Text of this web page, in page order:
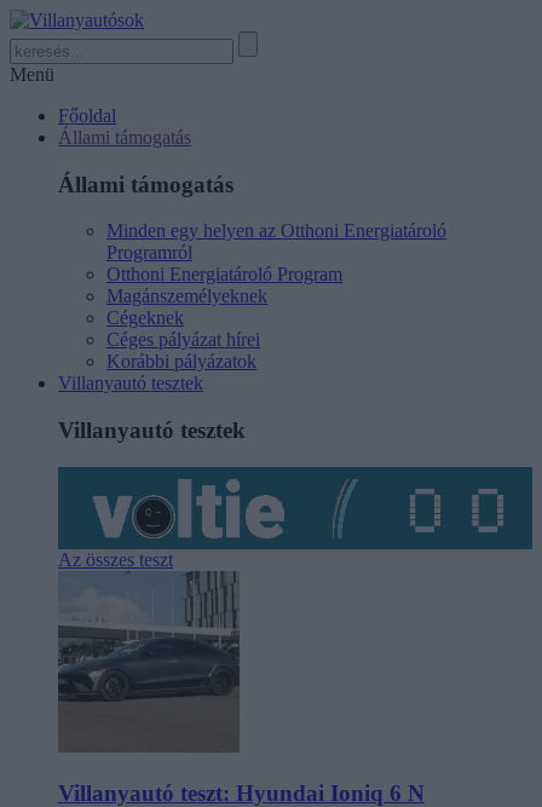
Menü
Főoldal
Állami támogatás
Állami támogatás
Minden egy helyen az Otthoni Energiatároló
Programról
Otthoni Energiatároló Program
Magánszemélyeknek
Cégeknek
Céges pályázat hírei
Korábbi pályázatok
Villanyautó tesztek
Villanyautó tesztek
Az összes teszt
Villanyautó teszt: Hyundai Ioniq 6 N